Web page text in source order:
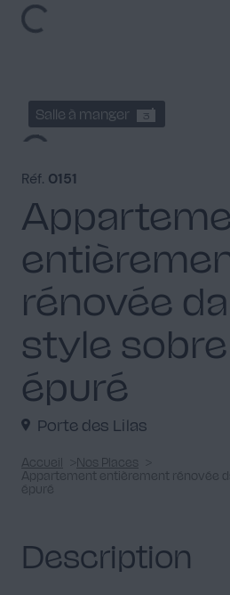
Salle à manger 3
Entrée 5
Chambre parentale
Réf. 0151
rénovée
style
épuré
Porte des Lilas
Accueil
Nos Places
Appartement entièrement rénovée
épuré
Description